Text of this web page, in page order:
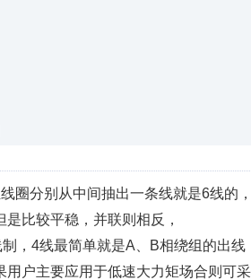
圈分别从中间抽出一条线就是6线
是比较平稳，并联则相反，
，4线最简单就是A、B相绕组的出
用户主要应用于低速大力矩场合则可